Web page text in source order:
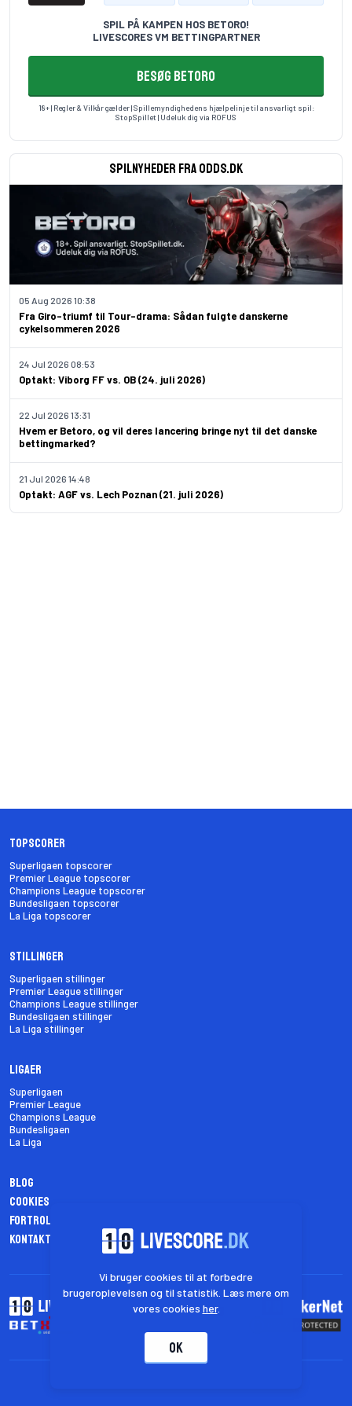
SPIL PÅ KAMPEN HOS BETORO!
LIVESCORES VM BETTINGPARTNER
BESØG BETORO
18+ | Regler & Vilkår gælder | Spillemyndighedens hjælpelinje til ansvarligt spil:
StopSpillet | Udeluk dig via ROFUS
Spilnyheder fra odds.dk
Fra Giro-triumf til Tour-drama: Sådan fulgte danskerne
cykelsommeren 2026
05 Aug 2026 10:38
Optakt: Viborg FF vs. OB (24. juli 2026)
24 Jul 2026 08:53
Hvem er Betoro, og vil deres lancering bringe nyt til det danske
bettingmarked?
22 Jul 2026 13:31
Optakt: AGF vs. Lech Poznan (21. juli 2026)
21 Jul 2026 14:48
Topscorer
Superligaen topscorer
Premier League topscorer
Champions League topscorer
Bundesligaen topscorer
La Liga topscorer
Stillinger
Superligaen stillinger
Premier League stillinger
Champions League stillinger
Bundesligaen stillinger
La Liga stillinger
Ligaer
Superligaen
Premier League
Champions League
Bundesligaen
La Liga
Blog
Cookies
Fortrolighedspolitik
Kontakt os
Vi bruger cookies til at forbedre
brugeroplevelsen og til statistik. Læs mere om
vores cookies her.
OK